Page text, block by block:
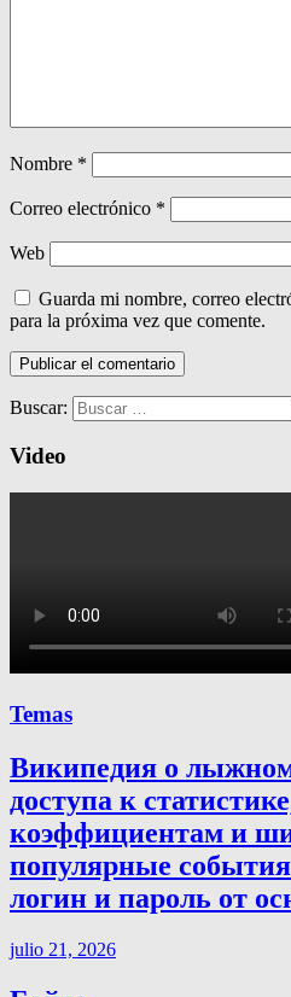
Nombre *
Correo electrónico *
Web
Guarda mi nombre, correo
para la próxima vez que comente.
Buscar:
Video
Temas
Википедия о
доступа к
коэффициентам и
популярные события
логин и пароль от
julio 21, 2026